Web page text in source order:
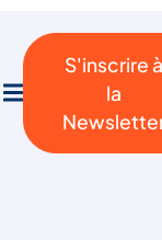
S'inscrire à
la